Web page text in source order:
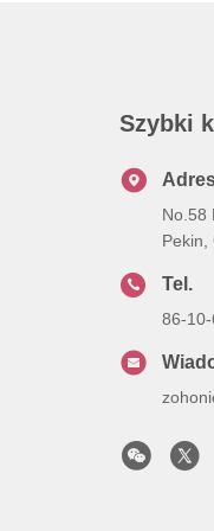
Szybki
No.58
Pekin,
Tel.
86-